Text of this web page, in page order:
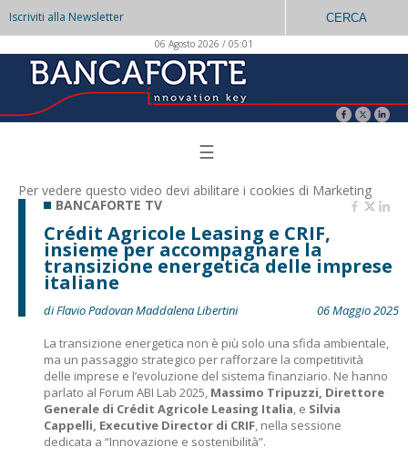
Iscriviti alla Newsletter CERCA
06 Agosto 2026 / 05:01
☰
Per vedere questo video devi abilitare i cookies di Marketing
BANCAFORTE TV
Crédit Agricole Leasing e CRIF,
insieme per accompagnare la
transizione energetica delle imprese
italiane
di Flavio Padovan Maddalena Libertini
06 Maggio 2025
La transizione energetica non è più solo una sfida ambientale,
ma un passaggio strategico per rafforzare la competitività
delle imprese e l’evoluzione del sistema finanziario. Ne hanno
parlato al Forum ABI Lab 2025, Massimo Tripuzzi, Direttore
Generale di Crédit Agricole Leasing Italia, e Silvia
Cappelli, Executive Director di CRIF, nella sessione
dedicata a “Innovazione e sostenibilità”.